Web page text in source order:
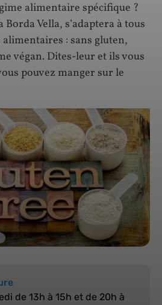
alimentaire spécifique ?
Vella, s’adaptera à tous
: sans gluten,
végan. Dites-leur et ils vous
pouvez manger sur le
de 13h à 15h et de 20h à